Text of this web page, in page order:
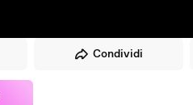
Condividi